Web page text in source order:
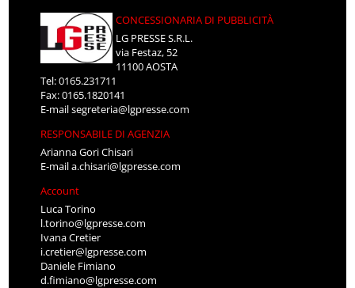
CONCESSIONARIA DI PUBBLICITÀ
LG PRESSE S.R.L.
via Festaz, 52
11100 AOSTA
Tel: 0165.231711
Fax: 0165.1820141
E-mailsegreteria@lgpresse.com
RESPONSABILE DI AGENZIA
Arianna Gori Chisari
E-maila.chisari@lgpresse.com
Account
Luca Torino
l.torino@lgpresse.com
Ivana Cretier
i.cretier@lgpresse.com
Daniele Fimiano
d.fimiano@lgpresse.com